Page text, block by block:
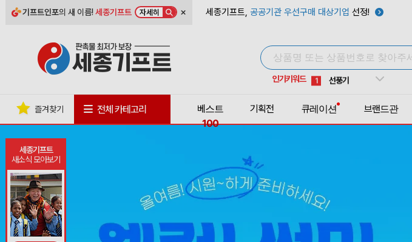
기프트인포의 새 이름!세종기프트 자세히 × 세종기프트, 공공기관 우선구매 대상기업 선정!
인기키워드
7 텀블러
10 타포린가방
1 선풍기
세종기프트
새소식 모아보기
즐겨찾기 전체 카테고리
베스트
100
기획전 큐레이션 브랜드관